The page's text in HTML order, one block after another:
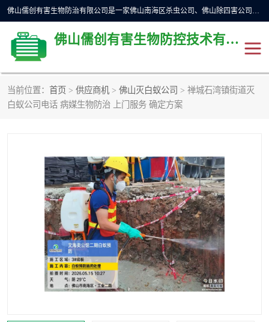
佛山儒创有害生物防治有限公司是一家佛山南海区杀虫公司、佛山除四害公司、佛山灭白蚁公司、佛山白蚁防治公司，让您远离虫害困扰。要问佛山白蚁防治哪家好？佛山儒创有害生物防治有限公司全佛山、广州，正规公司，上门勘查，可靠，售后有保障。
佛山儒创有害生物防控技术有限公司
当前位置： 首页 > 供应商机 > 佛山灭白蚁公司 > 禅城石湾镇街道灭
白蚁公司电话 病媒生物防治 上门服务 确定方案
除四害公司 佛山杀虫
佛山灭白蚁公司 佛山杀虫公司
佛山除四害公司 灭鼠
灭蜱虫 消杀
灭苍蝇 灭跳蚤
灭蟑螂